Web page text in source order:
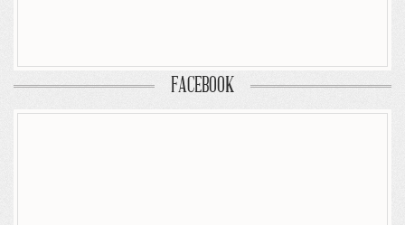
FACEBOOK